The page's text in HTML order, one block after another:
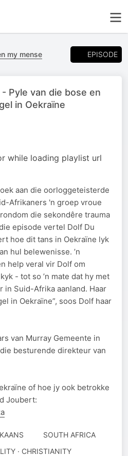
my mense EPISODE
- Pyle van die bose en
in Oekraïne
while loading playlist url
aan die oorloggeteisterde
Afrikaners 'n groep vroue
die sekondêre trauma
episode vertel Dolf Du
hoe dit tans in Oekraïne lyk
hul belewenisse. ’n
help veral vir Dolf om
- tot so ’n mate dat hy met
in Suid-Afrika aanland. Haar
in Oekraïne”, soos Dolf haar
van Murray Gemeente in
besturende direkteur van
of hoe jy ook betrokke
Joubert:
SOUTH AFRICA
· CHRISTIANITY